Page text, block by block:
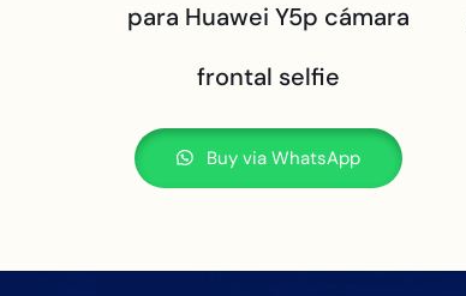
para Huawei Y5p cámara
frontal selfie
Buy via WhatsApp